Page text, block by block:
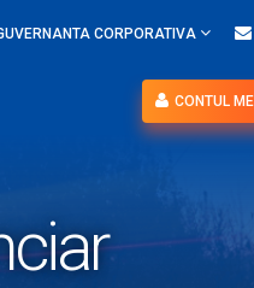
CORPORATIVA
CONTUL